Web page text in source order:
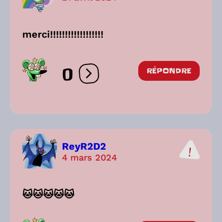
merci!!!!!!!!!!!!!!!!!!
0 Ouvrir les réactions
RÉPONDRE
ReyR2D2
4 mars 2024
🐱🐱🐱🐱🐱